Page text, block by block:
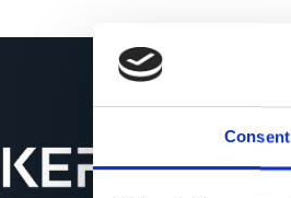
Consent